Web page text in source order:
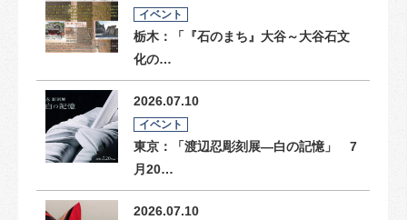
イベント
栃木：「『石のまち』大谷～大谷石文
化の…
2026.07.10
イベント
東京：「渡辺忍彫刻展―白の記憶」 7
月20…
2026.07.10